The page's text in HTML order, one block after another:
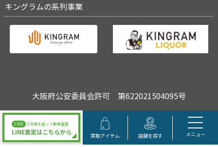
LINE で写真を送って簡単査定
LINE査定はこちらから 買取アイテム 店舗を探す メニュー
キングラムの系列事業
大阪府公安委員会許可 第622021504095号
Copyright © キングラム All Rights Reserved.